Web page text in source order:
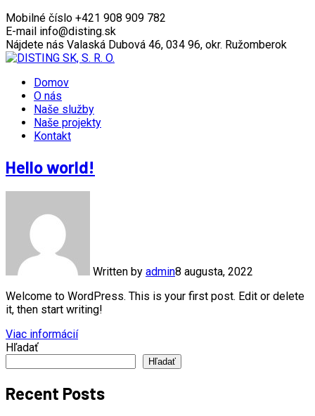
Mobilné číslo +421 908 909 782
E-mail info@disting.sk
Nájdete nás Valaská Dubová 46, 034 96, okr. Ružomberok
Domov
O nás
Naše služby
Naše projekty
Kontakt
Hello world!
Written by admin8 augusta, 2022
Welcome to WordPress. This is your first post. Edit or delete
it, then start writing!
Viac informácií
Hľadať
Hľadať
Recent Posts